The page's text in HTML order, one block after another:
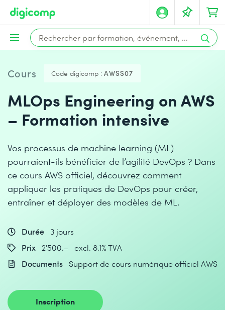
Cours Code digicomp : AWSS07
MLOps Engineering on AWS
– Formation intensive
Vos processus de machine learning (ML)
pourraient-ils bénéficier de l’agilité DevOps ? Dans
ce cours AWS officiel, découvrez comment
appliquer les pratiques de DevOps pour créer,
entraîner et déployer des modèles de ML.
Durée 3 jours
Prix
2'500.– excl. 8.1% TVA
Documents
Support de cours numérique officiel AWS
Inscription